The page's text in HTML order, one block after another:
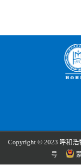
Copyright © 2023 呼和
号